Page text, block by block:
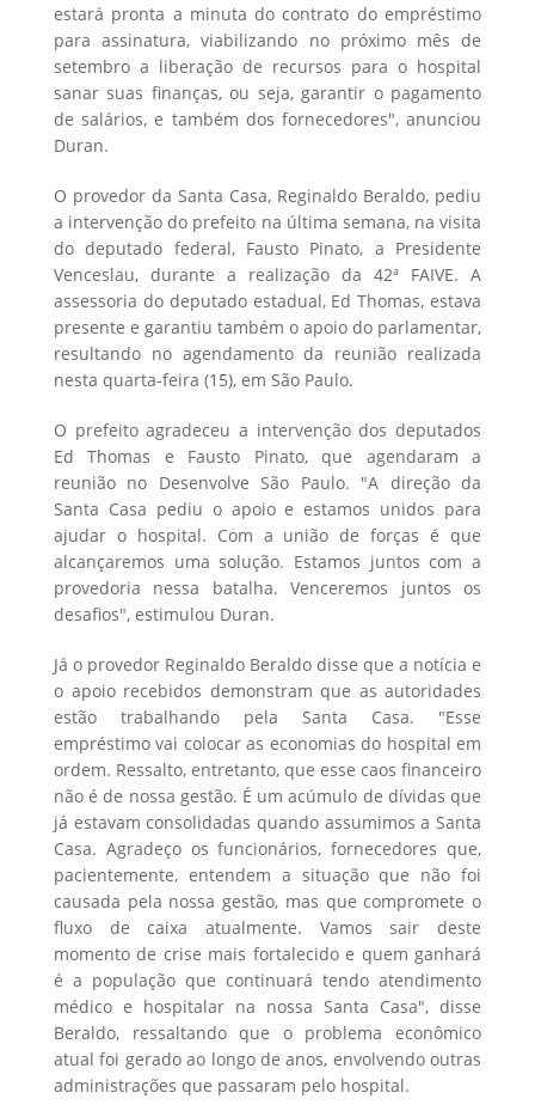
estará pronta a minuta do contrato do empréstimo
para assinatura, viabilizando no próximo mês de
setembro a liberação de recursos para o hospital
sanar suas finanças, ou seja, garantir o pagamento
de salários, e também dos fornecedores", anunciou
Duran.
O provedor da Santa Casa, Reginaldo Beraldo, pediu
a intervenção do prefeito na última semana, na visita
do deputado federal, Fausto Pinato, a Presidente
Venceslau, durante a realização da 42ª FAIVE. A
assessoria do deputado estadual, Ed Thomas, estava
presente e garantiu também o apoio do parlamentar,
resultando no agendamento da reunião realizada
nesta quarta-feira (15), em São Paulo.
O prefeito agradeceu a intervenção dos deputados
Ed Thomas e Fausto Pinato, que agendaram a
reunião no Desenvolve São Paulo. "A direção da
Santa Casa pediu o apoio e estamos unidos para
ajudar o hospital. Com a união de forças é que
alcançaremos uma solução. Estamos juntos com a
provedoria nessa batalha. Venceremos juntos os
desafios", estimulou Duran.
Já o provedor Reginaldo Beraldo disse que a notícia e
o apoio recebidos demonstram que as autoridades
estão trabalhando pela Santa Casa. "Esse
empréstimo vai colocar as economias do hospital em
ordem. Ressalto, entretanto, que esse caos financeiro
não é de nossa gestão. É um acúmulo de dívidas que
já estavam consolidadas quando assumimos a Santa
Casa. Agradeço os funcionários, fornecedores que,
pacientemente, entendem a situação que não foi
causada pela nossa gestão, mas que compromete o
fluxo de caixa atualmente. Vamos sair deste
momento de crise mais fortalecido e quem ganhará
é a população que continuará tendo atendimento
médico e hospitalar na nossa Santa Casa", disse
Beraldo, ressaltando que o problema econômico
atual foi gerado ao longo de anos, envolvendo outras
administrações que passaram pelo hospital.